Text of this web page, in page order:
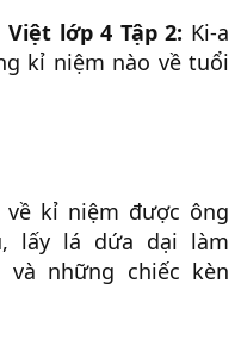
lớp 4 Tập 2: Ki-a
kỉ niệm nào về tuổi
về kỉ niệm được ông
lấy lá dứa dại làm
và những chiếc kèn